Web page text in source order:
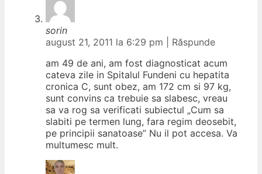
sorin
august 21, 2011 la 6:29 pm
Răspunde
am 49 de ani, am fost diagnosticat acum
cateva zile in Spitalul Fundeni cu hepatita
cronica C, sunt obez, am 172 cm si 97 kg,
sunt convins ca trebuie sa slabesc, vreau
sa va rog sa verificati subiectul „Cum sa
slabiti pe termen lung, fara regim deosebit,
pe principii sanatoase” Nu il pot accesa. Va
multumesc mult.